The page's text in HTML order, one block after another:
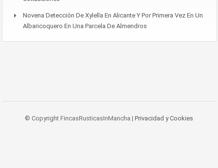
Novena Detección De Xylella En Alicante Y Por Primera Vez En Un
Albaricoquero En Una Parcela De Almendros
© Copyright FincasRusticasInMancha | Privacidad y Cookies